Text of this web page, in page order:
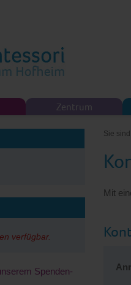
Zentrum
verfügbar.
Sie
Mit